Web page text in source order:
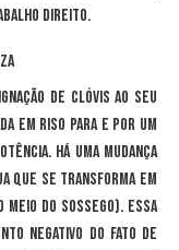
direito.
de Clóvis ao seu
em riso para e por um
Há uma mudança
que se transforma em
do sossego). Essa
negativo do fato de